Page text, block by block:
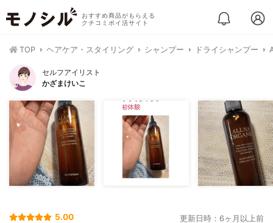
おすすめ商品がもらえる
クチコミポイ活サイト
TOP ヘアケア・スタイリング シャンプー ドライシャンプー
セルフアイリスト
かざまけいこ
5.00 更新日時：6ヶ月以上前